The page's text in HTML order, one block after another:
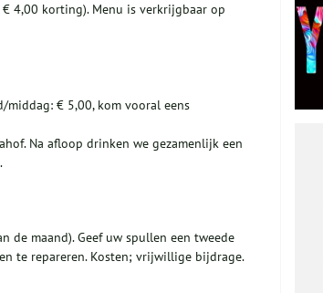
4,00 korting). Menu is verkrijgbaar op
€ 5,00, kom vooral eens
Na afloop drinken we gezamenlijk een
de maand). Geef uw spullen een tweede
te repareren. Kosten; vrijwillige bijdrage.